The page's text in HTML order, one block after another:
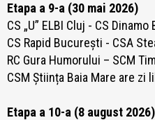
Etapa a 9-a (30 mai 2026)
CS „U” ELBI Cluj - CS
CS Rapid București - CSA
RC Gura Humorului – SCM
CSM Știința Baia Mare are zi
Etapa a 10-a (8 august 2026)